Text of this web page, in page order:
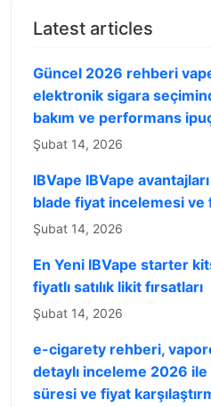
Latest articles
Güncel 2026 rehberi
elektronik sigara
bakım ve performans
Şubat 14, 2026
IBVape IBVape
blade fiyat incelemesi ve
Şubat 14, 2026
En Yeni IBVape starter
fiyatlı satılık likit fırsatları
Şubat 14, 2026
e-cigarety rehberi,
detaylı inceleme 2026
süresi ve fiyat